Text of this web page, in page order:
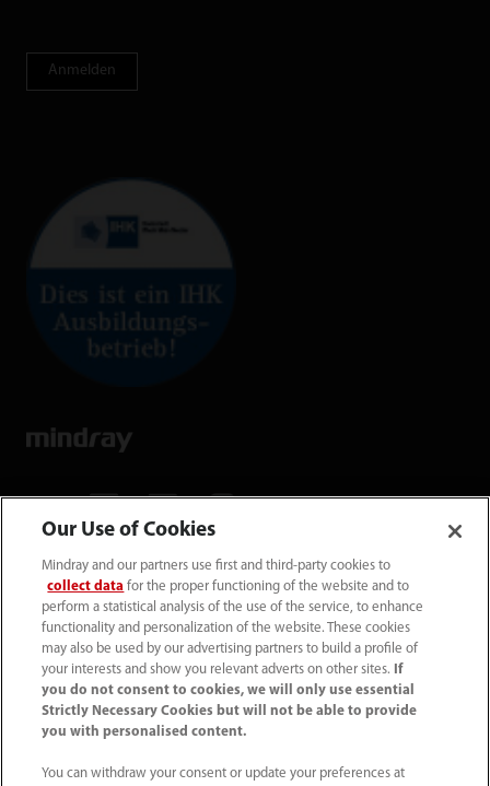
Anmelden
Mindray Medical Germany GmbH
Goebel­straße 21 64293 Darmstadt
06151 3910 - 0
info@mindray.de
Unsere Geschäfts­zeiten: Mo-Do von 8 bis
Our Use of Cookies
Mindray and our partners use first and third-party cookies to
collect data for the proper functioning of the website and to
perform a statistical analysis of the use of the service, to enhance
functionality and personalization of the website. These cookies
may also be used by our advertising partners to build a profile of
your interests and show you relevant adverts on other sites.
If
you do not consent to cookies, we will only use essential
Strictly Necessary Cookies but will not be able to provide
you with personalised content.
You can withdraw your consent or update your preferences at